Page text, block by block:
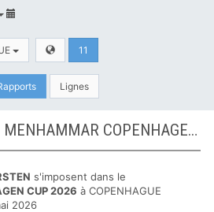
11
Lignes
Arrivée définitive du MENHAMMAR COPENHAGEN CUP 2026 à COPENHAGUE
s'imposent dans le
CUP 2026 à COPENHAGUE
2026